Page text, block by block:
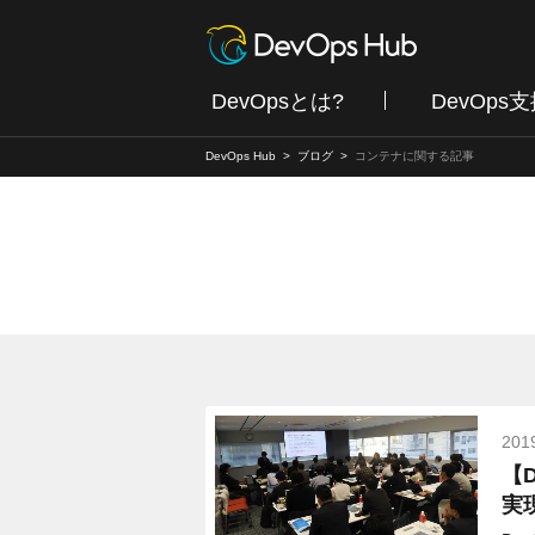
DevOpsとは? DevOps
DevOps Hub ブログ コンテナに関する記事
実